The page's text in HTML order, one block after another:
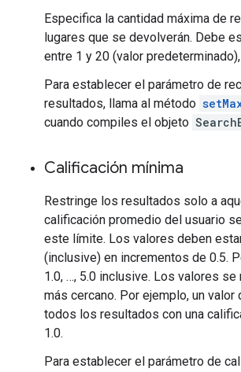
Especifica la cantidad máxima de
lugares que se devolverán. Debe
entre 1 y 20 (valor
Para establecer el parámetro de
resultados, llama al método
cuando compiles el objeto
Calificación mínima
Restringe los resultados solo a
calificación promedio del usuario
este límite. Los valores deben
(inclusive) en incrementos de 0.5.
1.0, …, 5.0 inclusive. Los valores se
más cercano. Por ejemplo, un valor
todos los resultados con una
1.0.
Para establecer el parámetro de